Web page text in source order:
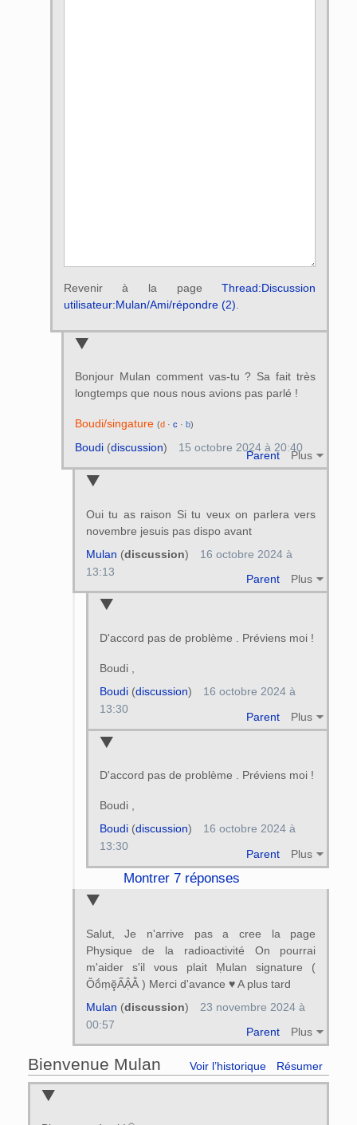
Revenir à la pageThread:Discussion
utilisateur:Mulan/Ami/répondre (2)
Bonjour Mulan comment vas-tu ? Sa fait très
longtemps que nous nous avions pas parlé !
Boudi/singature (d· c · b)
Parent Plus
Boudi(discussion) 15 octobre 2024 à 20:40
Oui tu as raison Si tu veux on parlera vers
novembre jesuis pas dispo avant
Parent Plus
Mulan (discussion)
16 octobre 2024 à
13:13
D'accord pas de problème . Préviens moi !
Boudi ,
Parent Plus
Boudi(discussion)
16 octobre 2024 à
13:30
D'accord pas de problème . Préviens moi !
Boudi ,
Parent Plus
Boudi(discussion)
16 octobre 2024 à
13:30
Montrer 7 réponses
Salut, Je n'arrive pas a cree la page
Physique de la radioactivité On pourrai
m'aider s'il vous plait Ṃulan signature (
ṎṍṃḝẤẬẰ ) Merci d'avance ♥ A plus tard
Parent Plus
Mulan (discussion)
23 novembre 2024 à
00:57
Bienvenue Mulan Voir l’historique Résumer